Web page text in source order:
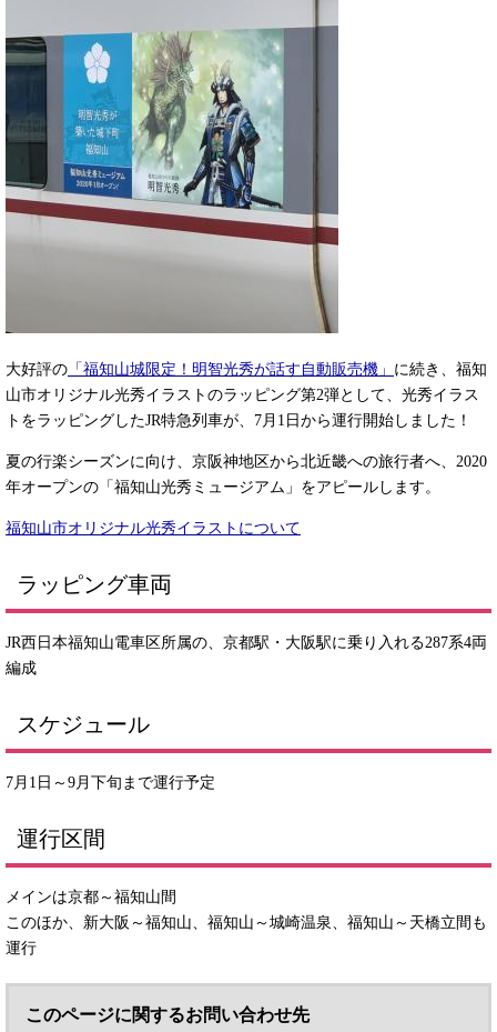
大好評の 「福知山城限定！明智光秀が話す自動販売機」 に続き、福知
山市オリジナル光秀イラストのラッピング第2弾として、光秀イラス
トをラッピングしたJR特急列車が、7月1日から運行開始しました！
夏の行楽シーズンに向け、京阪神地区から北近畿への旅行者へ、2020
年オープンの「福知山光秀ミュージアム」をアピールします。
福知山市オリジナル光秀イラストについて
ラッピング車両
JR西日本福知山電車区所属の、京都駅・大阪駅に乗り入れる287系4両
編成
スケジュール
7月1日～9月下旬まで運行予定
運行区間
メインは京都～福知山間
このほか、新大阪～福知山、福知山～城崎温泉、福知山～天橋立間も
運行
このページに関するお問い合わせ先